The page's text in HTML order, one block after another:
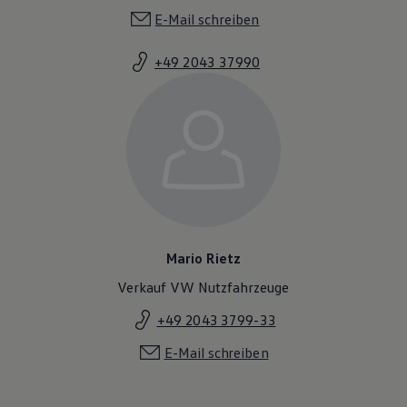
Lifestyle
Transport
Familie
E-Mail schreiben
+49 2043 37990
Mario Rietz
Verkauf VW Nutzfahrzeuge
+49 2043 3799-33
E-Mail schreiben